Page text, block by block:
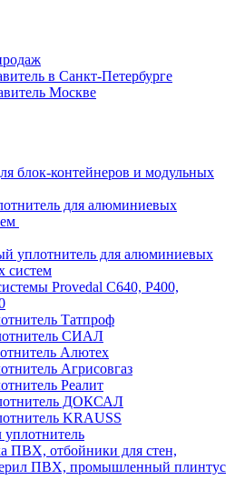
в Санкт-Петербурге
Москве
блок-контейнеров и модульных
для алюминиевых
уплотнитель для алюминиевых
систем
Provedal С640, Р400,
Татпроф
СИАЛ
Алютех
Агрисовгаз
Реалит
ДОКСАЛ
KRAUSS
ПВХ, отбойники для стен,
ПВХ, промышленный плинтус